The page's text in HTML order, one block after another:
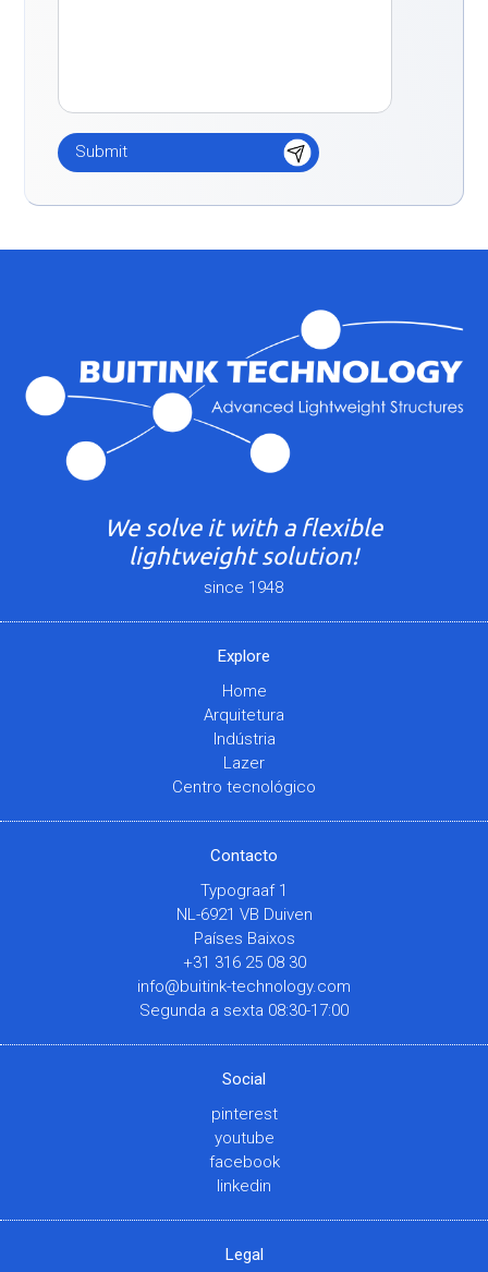
We solve it with a flexible
lightweight solution!
since 1948
Explore
Home
Arquitetura
Indústria
Lazer
Centro tecnológico
Contacto
Typograaf 1
NL-6921 VB Duiven
Países Baixos
+31 316 25 08 30
info@buitink-technology.com
Segunda a sexta 08:30-17:00
Social
pinterest
youtube
facebook
linkedin
Legal